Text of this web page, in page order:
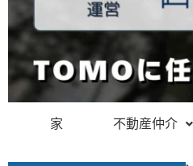
家 不動産仲介